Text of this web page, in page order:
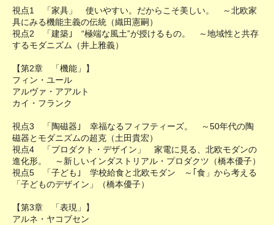
視点1 「家具」 使いやすい。だからこそ美しい。 ～北欧家
具にみる機能主義の伝統（織田憲嗣）
視点2 「建築｣ “極端な風土”が授けるもの。 ～地域性と共存
するモダニズム（井上雅義）
【第2章 「機能」】
フィン・ユール
アルヴァ・アアルト
カイ・フランク
視点3 「陶磁器｣ 幸福なるフィフティーズ。 ～50年代の陶
磁器とモダニズムの超克（土田貴宏）
視点4 「プロダクト・デザイン」 家電に見る、北欧モダンの
進化形。 ～新しいインダストリアル・プロダクツ（橋本優子）
視点5 「子ども｣ 学校給食と北欧モダン ～｢食」から考える
「子どものデザイン」（橋本優子）
【第3章 「表現」】
アルネ・ヤコブセン